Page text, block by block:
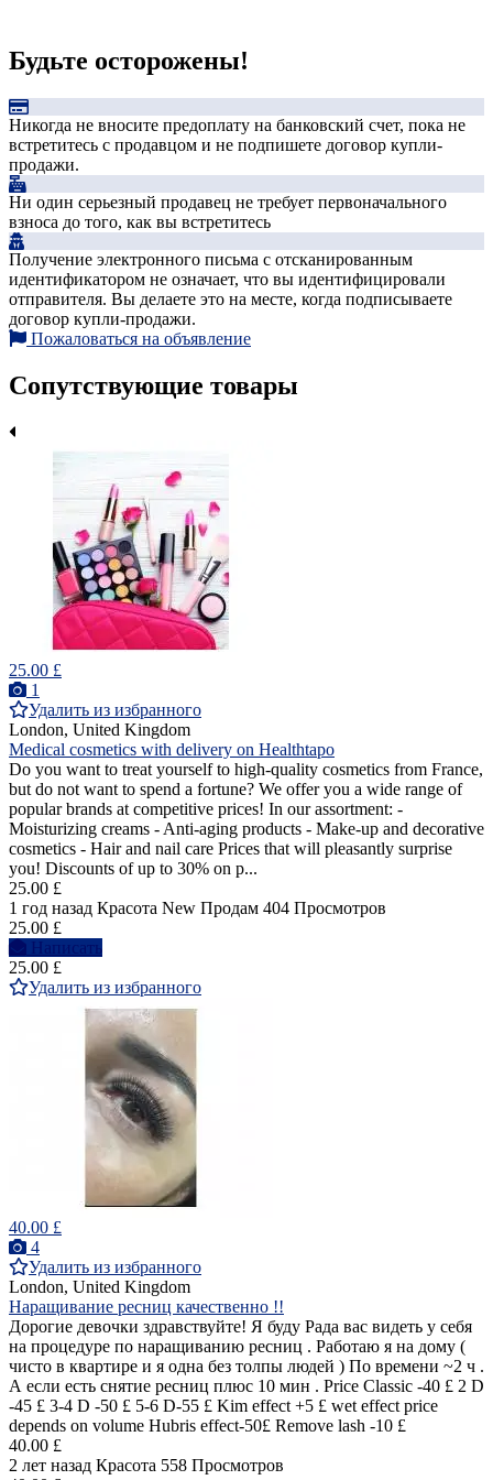
Будьте осторожены!
Никогда не вносите предоплату на банковский счет, пока не
встретитесь с продавцом и не подпишете договор купли-
продажи.
Ни один серьезный продавец не требует первоначального
взноса до того, как вы встретитесь
Получение электронного письма с отсканированным
идентификатором не означает, что вы идентифицировали
отправителя. Вы делаете это на месте, когда подписываете
договор купли-продажи.
Пожаловаться на объявление
Сопутствующие товары
25.00 £
1
Удалить из избранного
London, United Kingdom
Medical cosmetics with delivery on Healthtapo
Do you want to treat yourself to high-quality cosmetics from France,
but do not want to spend a fortune? We offer you a wide range of
popular brands at competitive prices! In our assortment: -
Moisturizing creams - Anti-aging products - Make-up and decorative
cosmetics - Hair and nail care Prices that will pleasantly surprise
you! Discounts of up to 30% on p...
25.00 £
1 год назад Красота New Продам 404 Просмотров
25.00 £
Написать
25.00 £
Удалить из избранного
40.00 £
4
Удалить из избранного
London, United Kingdom
Наращивание ресниц качественно !!
Дорогие девочки здравствуйте! Я буду Рада вас видеть у себя
на процедуре по наращиванию ресниц . Работаю я на дому (
чисто в квартире и я одна без толпы людей ) По времени ~2 ч .
А если есть снятие ресниц плюс 10 мин . Price Classic -40 £ 2 D
-45 £ 3-4 D -50 £ 5-6 D-55 £ Kim effect +5 £ wet effect price
depends on volume Hubris effect-50£ Remove lash -10 £
40.00 £
2 лет назад Красота 558 Просмотров